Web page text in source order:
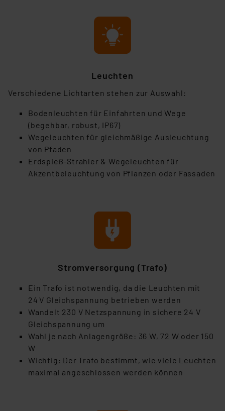
Leuchten
Verschiedene Lichtarten stehen zur Auswahl:
Bodenleuchten für Einfahrten und Wege
(begehbar, robust, IP67)
Wegeleuchten für gleichmäßige Ausleuchtung
von Pfaden
Erdspieß-Strahler & Wegeleuchten für
Akzentbeleuchtung von Pflanzen oder Fassaden
Stromversorgung (Trafo)
Ein Trafo ist notwendig, da die Leuchten mit
24 V Gleichspannung betrieben werden
Wandelt 230 V Netzspannung in sichere 24 V
Gleichspannung um
Wahl je nach Anlagengröße: 36 W, 72 W oder 150
W
Wichtig: Der Trafo bestimmt, wie viele Leuchten
maximal angeschlossen werden können